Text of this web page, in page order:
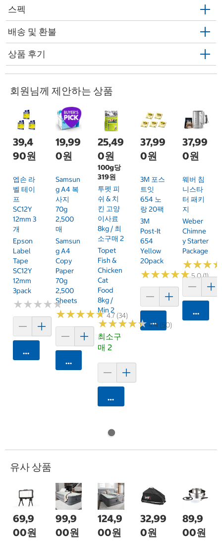
스펙
배송 및 환불
상품 후기
회원님께 제안하는 상품
39,4
90원
엡손 라
벨 테이
프
SC12Y
12mm 3
개
Epson
Label
Tape
SC12Y
12mm
3pack
★★★★★
★★★★★
카트에 담기
19,99
0원
Samsun
G A4 복
사지
70g
2,500
매
Samsun
G A4
Copy
Paper
70g
2,500
Sheets
★★★★★
★★★★★4.7 (34)
카트에 담기
25,49
0원
100g당
319원
투펫 피
쉬 & 치
킨 고양
이사료
8kg / 최
소구매 2
Topet
Fish &
Chicken
Cat
Food
8kg /
Min 2
★★★★★
★★★★★ 4.4 (50)
최소구
매 2
카트에 담기
37,99
0원
3M 포스
트잇
654 노
랑 20팩
3M
Post-It
654
Yellow
20pack
★★★★★
★★★★★5.0 (1)
카트에 담기
37,99
0원
웨버 침
니스타
터 패키
지
Weber
Chimne
Y Starter
Package
★★★
★★★
카트에
유사 상품
69,9
00원
99,9
00원
124,9
00원
32,99
0원
89,9
00원